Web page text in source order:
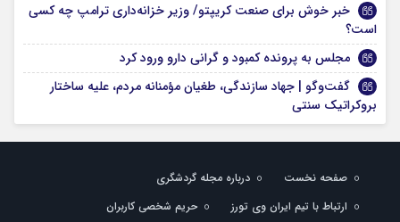
خبر خوش برای صنعت کریپتو/ وزیر خزانه‌داری ترامپ چه کسی
است؟
مجلس به پرونده کمبود و گرانی دارو ورود کرد
گفت‌وگو | جهاد سازندگی، طغیان مؤمنانه مردم، علیه ساختار
بروکراتیک سنتی
صفحه نخست
درباره مجله گردشگری
ارتباط با تیم ایران وی تورز
حریم شخصی کاربران